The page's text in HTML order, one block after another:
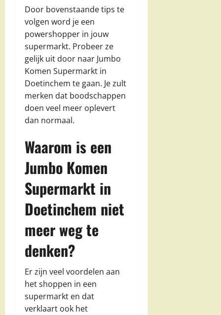
Door bovenstaande tips te
volgen word je een
powershopper in jouw
supermarkt. Probeer ze
gelijk uit door naar Jumbo
Komen Supermarkt in
Doetinchem te gaan. Je zult
merken dat boodschappen
doen veel meer oplevert
dan normaal.
Waarom is een
Jumbo Komen
Supermarkt in
Doetinchem niet
meer weg te
denken?
Er zijn veel voordelen aan
het shoppen in een
supermarkt en dat
verklaart ook het